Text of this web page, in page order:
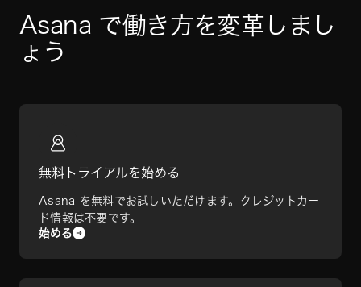
Asana で働き方を変革しまし
ょう
無料トライアルを始める
Asana を無料でお試しいただけます。クレジットカー
ド情報は不要です。
始める